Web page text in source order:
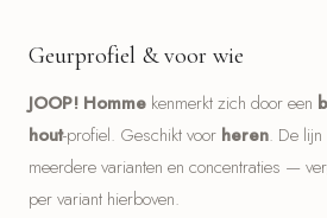
Geurprofiel & voor wie
JOOP! Homme kenmerkt zich door een
hout-profiel. Geschikt voor heren. De
meerdere varianten en concentraties —
per variant hierboven.